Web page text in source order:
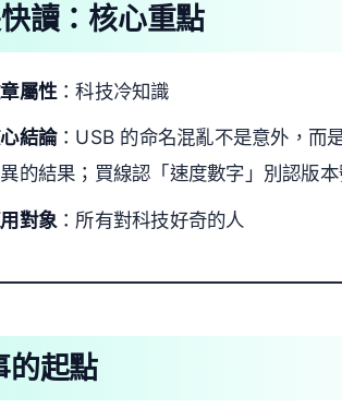
快讀：核心重點
屬性 ：科技冷知識
結論：USB 的命名混亂不是意外，而
的結果；買線認「速度數字」別認版
對象 ：所有對科技好奇的人
的起點